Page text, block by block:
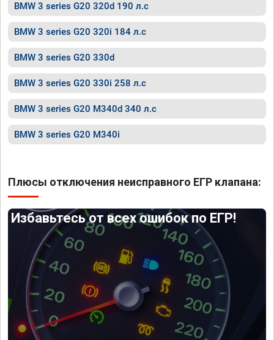
BMW 3 series G20 320d 190 л.с
BMW 3 series G20 320i 184 л.с
BMW 3 series G20 330d
BMW 3 series G20 330i 258 л.с
BMW 3 series G20 M340d 340 л.с
BMW 3 series G20 M340i
Плюсы отключения неисправного ЕГР клапана:
Избавьтесь от всех ошибок по ЕГР!